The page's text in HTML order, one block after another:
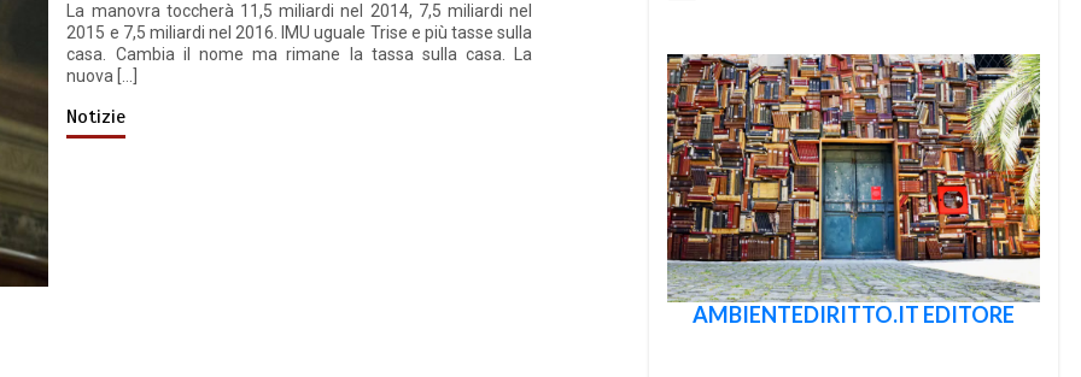
La manovra toccherà 11,5 miliardi nel 2014, 7,5 miliardi nel
2015 e 7,5 miliardi nel 2016. IMU uguale Trise e più tasse sulla
casa. Cambia il nome ma rimane la tassa sulla casa. La
nuova […]
Notizie
AMBIENTEDIRITTO.IT EDITORE